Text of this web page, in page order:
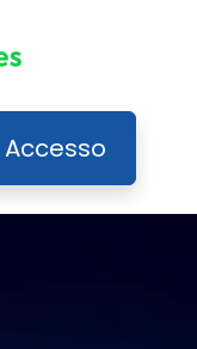
Accesso